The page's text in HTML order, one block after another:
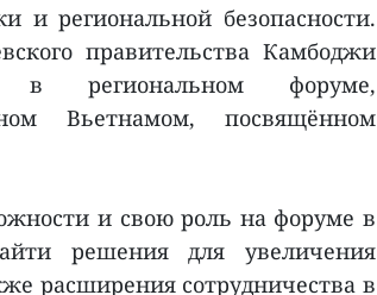
и региональной безопасности.
правительства Камбоджи
в региональном форуме,
Вьетнамом, посвящённом
и свою роль на форуме в
решения для увеличения
расширения сотрудничества в